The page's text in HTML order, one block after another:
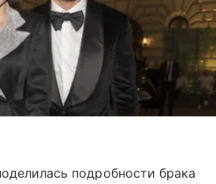
подробности брака